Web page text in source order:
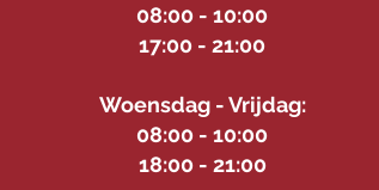
08:00 - 10:00
17:00 - 21:00
Woensdag - Vrijdag:
08:00 - 10:00
18:00 - 21:00